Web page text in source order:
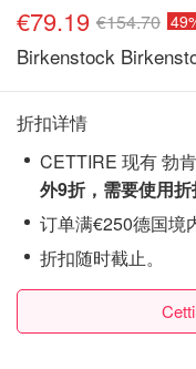
€79.19 €154.70
Birkenstock
折扣详情
CETTIRE 现有 勃
外9折，需要使用
订单满€250德国境
折扣随时截止。